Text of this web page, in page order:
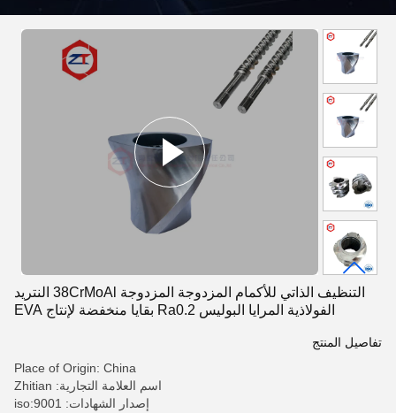
التنظيف الذاتي للأكمام المزدوجة المزدوجة 38CrMoAl النتريد
الفولاذية المرايا البوليس Ra0.2 بقايا منخفضة لإنتاج EVA
تفاصيل المنتج
Place of Origin: China
اسم العلامة التجارية: Zhitian
إصدار الشهادات: iso:9001